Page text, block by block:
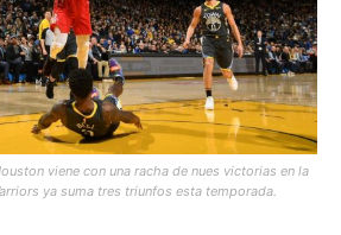
viene con una racha de nues victorias en la
ya suma tres triunfos esta temporada.